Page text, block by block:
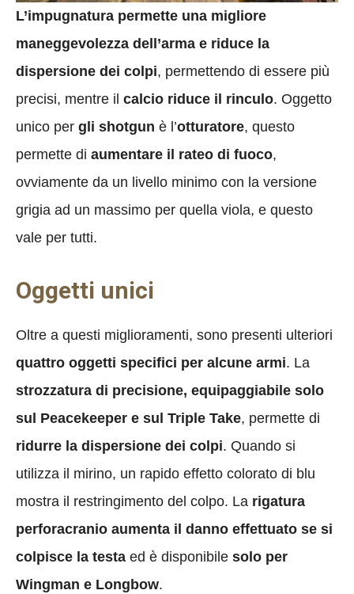
L’impugnatura permette una migliore
maneggevolezza dell’arma e riduce la
dispersione dei colpi, permettendo di essere più
precisi, mentre il calcio riduce il rinculo. Oggetto
unico per gli shotgun è l’otturatore, questo
permette di aumentare il rateo di fuoco,
ovviamente da un livello minimo con la versione
grigia ad un massimo per quella viola, e questo
vale per tutti.
Oggetti unici
Oltre a questi miglioramenti, sono presenti ulteriori
quattro oggetti specifici per alcune armi. La
strozzatura di precisione, equipaggiabile solo
sul Peacekeeper e sul Triple Take, permette di
ridurre la dispersione dei colpi. Quando si
utilizza il mirino, un rapido effetto colorato di blu
mostra il restringimento del colpo. La rigatura
perforacranio aumenta il danno effettuato se si
colpisce la testa ed è disponibile solo per
Wingman e Longbow.